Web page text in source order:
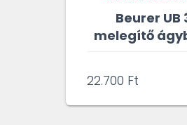
Beurer UB
melegítő
22.700 Ft